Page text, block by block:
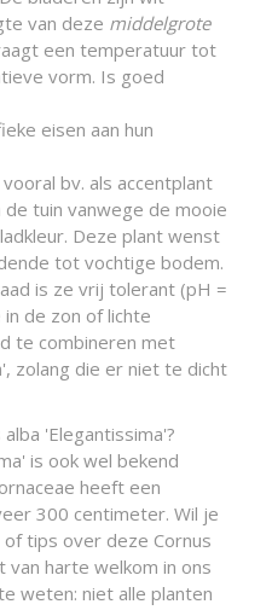
van deze middelgrote
een temperatuur tot
vorm. Is goed
eisen aan hun
bv. als accentplant
tuin vanwege de mooie
Deze plant wenst
tot vochtige bodem.
is ze vrij tolerant (pH =
de zon of lichte
te combineren met
zolang die er niet te dicht
'Elegantissima'?
is ook wel bekend
heeft een
300 centimeter. Wil je
tips over deze Cornus
van harte welkom in ons
weten: niet alle planten